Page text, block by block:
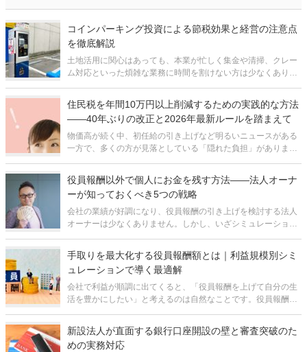
コインパーキング投資による節税効果と経営の注意点
を徹底解説
土地活用に関心はあっても、本業が忙しく集金や清掃、クレー
ム対応といった煩雑な業務に時間を割けない方は少なくありま
という方にとって、有力な選択肢のひとつが駐車場経営、とり
わけ「一括借り上げ方式」によるコ
住民税を年間10万円以上削減するための実践的な方法
――40年ぶりの改正と2026年最新ルールを踏まえて
物価高が続く中、初任給の引き上げなど明るいニュースがある
一方で、多くの方が見落としている「隠れた負担」がありま
「2年目の悲劇」は、住民税の仕組みを知らなければ避けよう
がありません。住民税は前年の所得に
役員報酬以外で個人にお金を残す方法――法人オーナ
ーが知っておくべき5つの戦略
会社の業績が好調になり、役員報酬の引き上げを検討する法人
オーナーは少なくありません。しかし、いざシミュレーション
ほど増えないという現実に直面することがあります。 現在の日
本では、個人の所得に対す
手取りを最大化する役員報酬額とは｜利益規模別シミ
ュレーションで導く最適解
会社で利益が順調に出てくると、「役員報酬を上げて自分の生
活を豊かにしたい」と考えるのは自然なことです。役員報酬は
です。しかし、この発想だけで報酬額を決めてしまうと、知ら
ないうちに数百万円単位で損をして
新設法人が直面する銀行口座開設の壁と審査突破のた
めの実務対応